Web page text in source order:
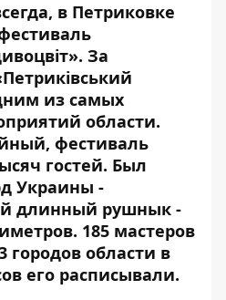
в Петриковке
За
из самых
области.
фестиваль
гостей. Был
Украины -
длинный рушнык -
185 мастеров
городов области в
его расписывали.